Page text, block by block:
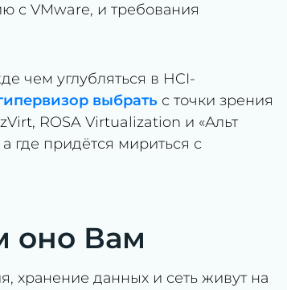
с VMware, и требования
чем углубляться в HCI-
выбрать с точки зрения
ROSA Virtualization и «Альт
где придётся мириться с
оно Вам
хранение данных и сеть живут на